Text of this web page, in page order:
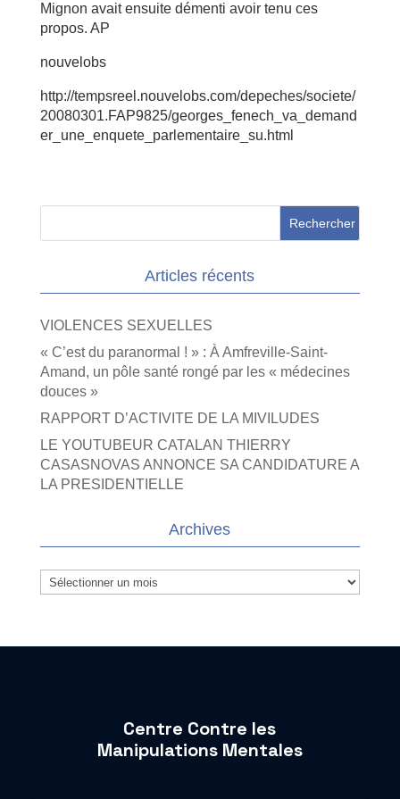
Mignon avait ensuite démenti avoir tenu ces
propos. AP
nouvelobs
http://tempsreel.nouvelobs.com/depeches/societe/
20080301.FAP9825/georges_fenech_va_demand
er_une_enquete_parlementaire_su.html
Articles récents
VIOLENCES SEXUELLES
« C’est du paranormal ! » : À Amfreville-Saint-
Amand, un pôle santé rongé par les « médecines
douces »
RAPPORT D’ACTIVITE DE LA MIVILUDES
LE YOUTUBEUR CATALAN THIERRY
CASASNOVAS ANNONCE SA CANDIDATURE A
LA PRESIDENTIELLE
Archives
Archives
Centre Contre les
Manipulations Mentales